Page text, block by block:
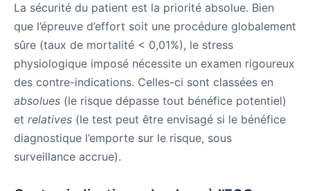
La sécurité du patient est la priorité absolue. Bien
que l’épreuve d’effort soit une procédure globalement
sûre (taux de mortalité < 0,01%), le stress
physiologique imposé nécessite un examen rigoureux
des contre-indications. Celles-ci sont classées en
absolues (le risque dépasse tout bénéfice potentiel)
et relatives (le test peut être envisagé si le bénéfice
diagnostique l’emporte sur le risque, sous
surveillance accrue).